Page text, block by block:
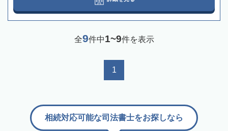
全9件中1~9件を表示
1
相続対応可能な司法書士をお探しなら